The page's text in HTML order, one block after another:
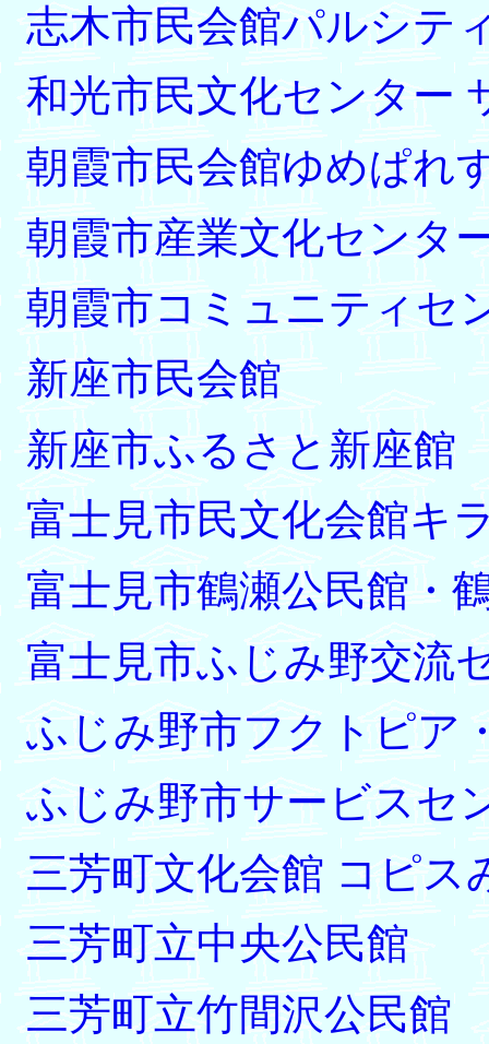
志木市民会館パルシテ
和光市民文化センター
朝霞市民会館ゆめぱれ
朝霞市産業文化センタ
朝霞市コミュニティセ
新座市民会館
新座市ふるさと新座館
富士見市民文化会館キ
富士見市鶴瀬公民館・
富士見市ふじみ野交流
ふじみ野市フクトピア
ふじみ野市サービスセ
三芳町文化会館 コピス
三芳町立中央公民館
三芳町立竹間沢公民館